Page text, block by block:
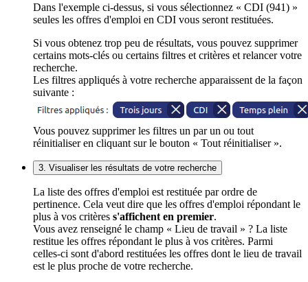
Dans l'exemple ci-dessus, si vous sélectionnez « CDI (941) »
seules les offres d'emploi en CDI vous seront restituées.
Si vous obtenez trop peu de résultats, vous pouvez supprimer
certains mots-clés ou certains filtres et critères et relancer votre
recherche.
Les filtres appliqués à votre recherche apparaissent de la façon
suivante :
Vous pouvez supprimer les filtres un par un ou tout
réinitialiser en cliquant sur le bouton « Tout réinitialiser ».
3. Visualiser les résultats de votre recherche
La liste des offres d'emploi est restituée par ordre de
pertinence. Cela veut dire que les offres d'emploi répondant le
plus à vos critères s'affichent en premier.
Vous avez renseigné le champ « Lieu de travail » ? La liste
restitue les offres répondant le plus à vos critères. Parmi
celles-ci sont d'abord restituées les offres dont le lieu de travail
est le plus proche de votre recherche.